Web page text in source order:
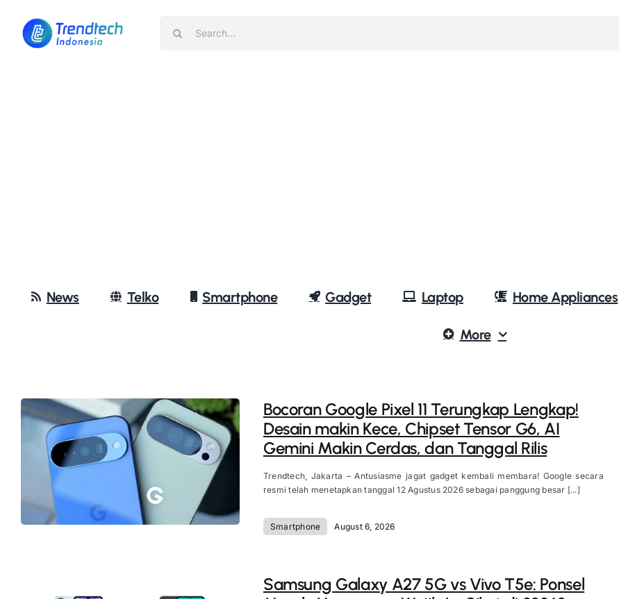
content
News Telko Smartphone Gadget Laptop Home Appliances
More
Bocoran Google Pixel 11 Terungkap Lengkap!
Desain makin Kece, Chipset Tensor G6, AI
Gemini Makin Cerdas, dan Tanggal Rilis
Trendtech, Jakarta – Antusiasme jagat gadget kembali membara! Google secara
resmi telah menetapkan tanggal 12 Agustus 2026 sebagai panggung besar [...]
Smartphone August 6, 2026
Samsung Galaxy A27 5G vs Vivo T5e: Ponsel